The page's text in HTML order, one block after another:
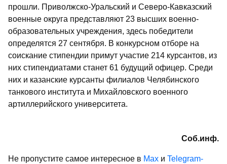
прошли. Приволжско-Уральский и Северо-Кавказский
военные округа представляют 23 высших военно-
образовательных учреждения, здесь победители
определятся 27 сентября. В конкурсном отборе на
соискание стипендии примут участие 214 курсантов, из
них стипендиатами станет 61 будущий офицер. Среди
них и казанские курсанты филиалов Челябинского
танкового института и Михайловского военного
артиллерийского университета.
Соб.инф.
Не пропустите самое интересное в Max и Telegram-